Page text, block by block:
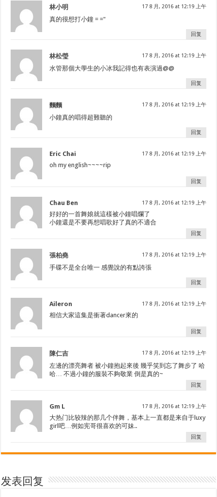
林小明 17 8 月, 2016 at 12:19 上午
真的很想打小鐘 = ="
回复
林松瑩 17 8 月, 2016 at 12:19 上午
水管那個大學生的小冰我記得也有表演過@@
回复
麵麵 17 8 月, 2016 at 12:19 上午
小鐘真的唱得超難聽的
回复
Eric Chai 17 8 月, 2016 at 12:19 上午
oh my english~~~~rip
回复
Chau Ben 17 8 月, 2016 at 12:19 上午
好好的一首舞娘就這樣被小鐘唱爛了
小鐘還是不要再想唱歌好了真的不適合
回复
張柏堯 17 8 月, 2016 at 12:19 上午
手碟不是全台唯一 感覺說的有點誇張
回复
Aileron 17 8 月, 2016 at 12:19 上午
相信大家這集是衝著dancer來的
回复
陳仁吉 17 8 月, 2016 at 12:19 上午
左邊的漂亮舞者 被小鐘抱起來後 幾乎笑到忘了舞步了 哈
哈… 不過小鐘的服裝不夠敬業 倒是真的~
回复
Gm L 17 8 月, 2016 at 12:19 上午
大热门比较辣的那几个伴舞，基本上一直都是来自于luxy
girl吧…例如宪哥很喜欢的可妹..
回复
发表回复